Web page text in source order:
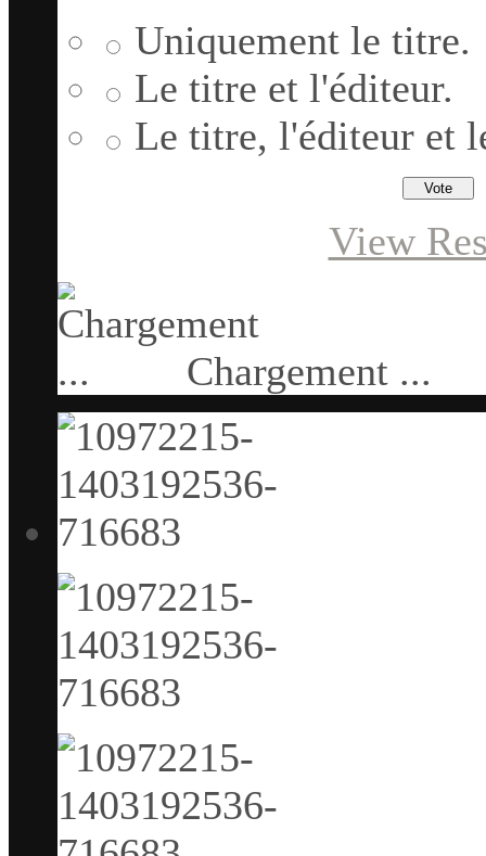
Uniquement le titre.
Le titre et l'éditeur.
Le titre, l'éditeur et
View
Chargement ...